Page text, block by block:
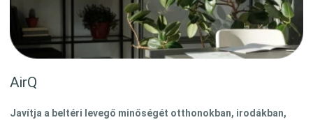
AirQ
Javítja a beltéri levegő minőségét otthonokban, irodákban,